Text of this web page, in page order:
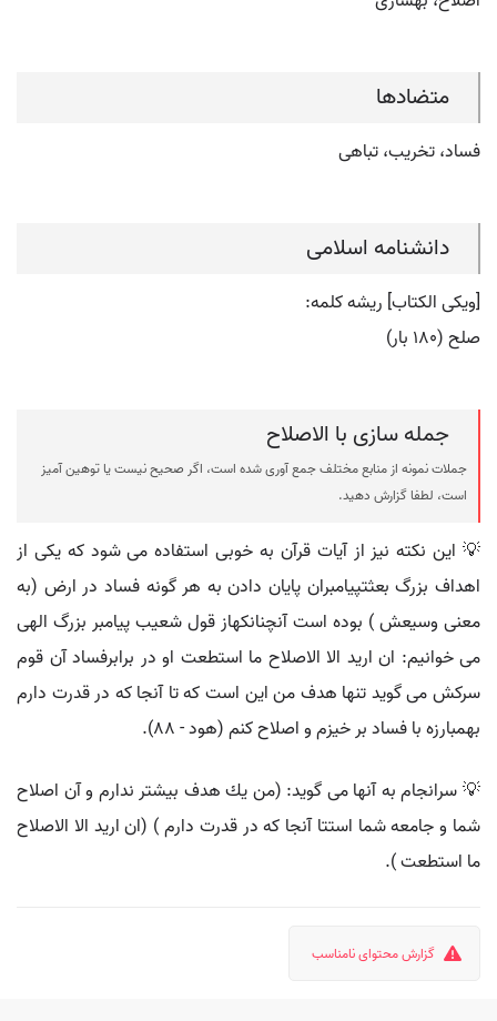
متضادها
فساد، تخریب، تباهی
دانشنامه اسلامی
[ویکی الکتاب] ریشه کلمه:
صلح (۱۸۰ بار)
جمله سازی با الاصلاح
جملات نمونه از منابع مختلف جمع آوری شده است، اگر صحیح نیست یا توهین آمیز
است، لطفا گزارش دهید.
💡 اين نكته نيز از آيات قرآن به خوبى استفاده مى شود كه يكى از
اهداف بزرگ بعثتپيامبران پايان دادن به هر گونه فساد در ارض (به
معنى وسيعش ) بوده است آنچنانكهاز قول شعيب پيامبر بزرگ الهى
مى خوانيم: ان اريد الا الاصلاح ما استطعت او در برابرفساد آن قوم
سركش مى گويد تنها هدف من اين است كه تا آنجا كه در قدرت دارم
بهمبارزه با فساد بر خيزم و اصلاح كنم (هود - 88).
💡 سرانجام به آنها مى گويد: (من يك هدف بيشتر ندارم و آن اصلاح
شما و جامعه شما استتا آنجا كه در قدرت دارم ) (ان اريد الا الاصلاح
ما استطعت ).
گزارش محتوای نامناسب